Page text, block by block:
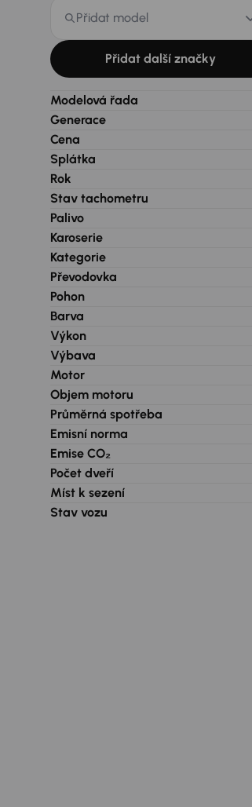
Přidat model
Přidat další značky
Modelová řada
Generace
Cena
Splátka
Rok
Stav tachometru
Palivo
Karoserie
Kategorie
Převodovka
Pohon
Barva
Výkon
Výbava
Motor
Objem motoru
Průměrná spotřeba
Emisní norma
Emise CO₂
Počet dveří
Míst k sezení
Stav vozu